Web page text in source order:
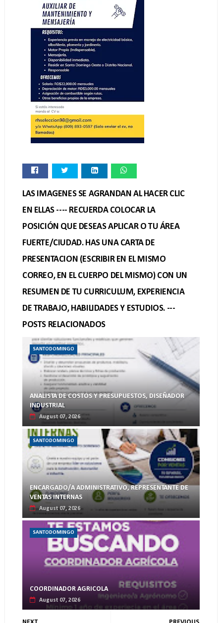
LAS IMAGENES SE AGRANDAN AL HACER CLIC
EN ELLAS ---- RECUERDA COLOCAR LA
POSICIÓN QUE DESEAS APLICAR O TU ÁREA
FUERTE/CIUDAD. HAS UNA CARTA DE
PRESENTACION (ESCRIBIR EN EL MISMO
CORREO, EN EL CUERPO DEL MISMO) CON UN
RESUMEN DE TU CURRICULUM, EXPERIENCIA
DE TRABAJO, HABILIDADES Y ESTUDIOS. ---
POSTS RELACIONADOS
SANTODOMINGO
ANALISTA DE COSTOS Y PRESUPUESTOS, DISEÑADOR
INDUSTRIAL
August 07, 2026
SANTODOMINGO
ENCARGADO/A ADMINISTRATIVO, REPRESENTANTE DE
VENTAS INTERNAS
August 07, 2026
SANTODOMINGO
COORDINADOR AGRICOLA
August 07, 2026